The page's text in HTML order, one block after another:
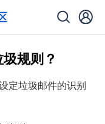
规则？
定垃圾邮件的识别